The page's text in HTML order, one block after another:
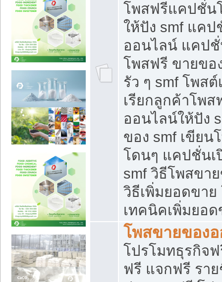
โพสฟรีแคปชั่น
ให้ปัง smf แค
ออนไลน์ แคป
โพสฟรี ขายขอ
รัว ๆ smf โพส
เรียกลูกค้าโพส
ออนไลน์ให้ปัง
ของ smf เขียน
โดนๆ แคปชั่นเ
smf วิธีโพสขา
วิธีเพิ่มยอดขาย
เทคนิคเพิ่มยอด
โพสขายของ
โปรโมทธุรกิจ
ฟรี แจกฟรี ราย